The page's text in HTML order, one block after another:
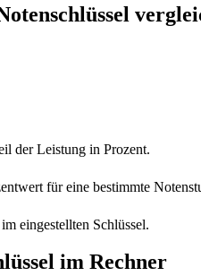
der Leistung in Prozent.
für eine bestimmte
eingestellten Schlüssel.
im Rechner